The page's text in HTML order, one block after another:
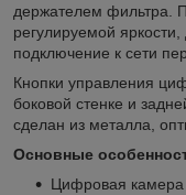
держателем фильтра.
регулируемой
подключение к сети
Кнопки управления
боковой стенке и
сделан из металла,
Основные
Цифровая